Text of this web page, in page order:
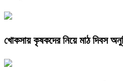
খোকসায় কৃষকদের নিয়ে মাঠ দিবস